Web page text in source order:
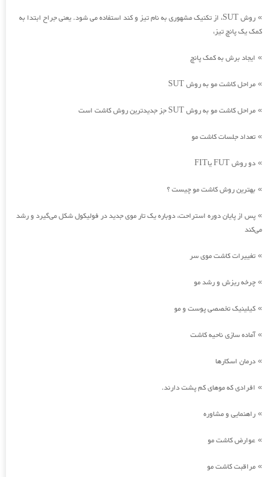
»
روش SUT، از تکنیک مشهوری به نام تیز و کند استفاده می شود. یعنی جراح ابتدا به
کمک یک پانچ تیز،
» ایجاد برش به کمک پانچ
» مراحل کاشت مو به روش SUT
» مراحل کاشت مو به روش SUT جز جدیدترین روش کاشت است
» تعداد جلسات کاشت مو
» دو روش FUT یاFIT
» بهترین روش کاشت مو چیست ؟
» پس از پایان دوره استراحت، دوباره یک تار موی جدید در فولیکول شکل می‌گیرد و رشد
می‌کند
» تغییرات کاشت موی سر
» چرخه ریزش و رشد مو
» کیلینیک تخصصی پوست و مو
»آماده سازی ناحیه کاشت
» درمان اسکارها
» افرادی که موهای کم پشت دارند.
» راهنمایی و مشاوره
» عوارض کاشت مو
» مراقبت کاشت مو